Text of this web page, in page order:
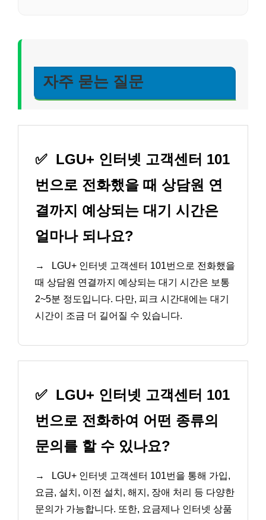
자주 묻는 질문
✅ LGU+ 인터넷 고객센터 101
번으로 전화했을 때 상담원 연
결까지 예상되는 대기 시간은
얼마나 되나요?
→
LGU+ 인터넷 고객센터 101번으로 전화했을
때 상담원 연결까지 예상되는 대기 시간은 보통
2~5분 정도입니다. 다만, 피크 시간대에는 대기
시간이 조금 더 길어질 수 있습니다.
✅ LGU+ 인터넷 고객센터 101
번으로 전화하여 어떤 종류의
문의를 할 수 있나요?
→
LGU+ 인터넷 고객센터 101번을 통해 가입,
요금, 설치, 이전 설치, 해지, 장애 처리 등 다양한
문의가 가능합니다. 또한, 요금제나 인터넷 상품